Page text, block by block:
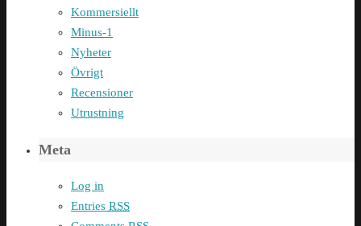
Kommersiellt
Minus-1
Nyheter
Övrigt
Recensioner
Utrustning
Meta
Log in
Entries RSS